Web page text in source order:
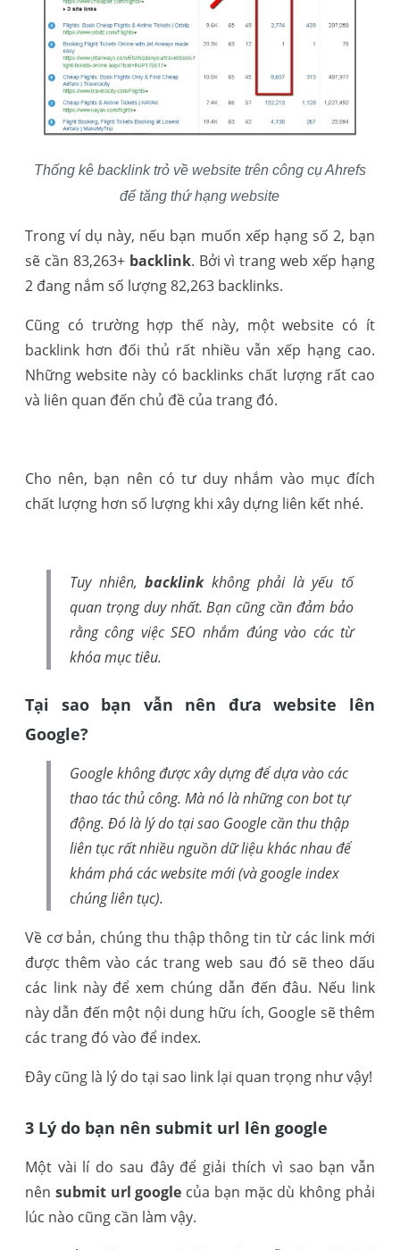
Thống kê backlink trỏ về website trên công cụ Ahrefs
để tăng thứ hạng website
Trong ví dụ này, nếu bạn muốn xếp hạng số 2, bạn
sẽ cần 83,263+ backlink. Bởi vì trang web xếp hạng
2 đang nắm số lượng 82,263 backlinks.
Cũng có trường hợp thế này, một website có ít
backlink hơn đối thủ rất nhiều vẫn xếp hạng cao.
Những website này có backlinks chất lượng rất cao
và liên quan đến chủ đề của trang đó.
Cho nên, bạn nên có tư duy nhắm vào mục đích
chất lượng hơn số lượng khi xây dựng liên kết nhé.
Tuy nhiên,backlinkkhông phải là yếu tố
quan trọng duy nhất. Bạn cũng cần đảm bảo
rằng công việc SEO nhắm đúng vào các từ
khóa mục tiêu.
Tại sao bạn vẫn nên đưa website lên
Google?
Google không được xây dựng để dựa vào các
thao tác thủ công. Mà nó là những con bot tự
động. Đó là lý do tại sao Google cần thu thập
liên tục rất nhiều nguồn dữ liệu khác nhau để
khám phá các website mới (và google index
chúng liên tục).
Về cơ bản, chúng thu thập thông tin từ các link mới
được thêm vào các trang web sau đó sẽ theo dấu
các link này để xem chúng dẫn đến đâu. Nếu link
này dẫn đến một nội dung hữu ích, Google sẽ thêm
các trang đó vào để index.
Đây cũng là lý do tại sao link lại quan trọng như vậy!
3 Lý do bạn nên submit url lên google
Một vài lí do sau đây để giải thích vì sao bạn vẫn
nên submit url google của bạn mặc dù không phải
lúc nào cũng cần làm vậy.